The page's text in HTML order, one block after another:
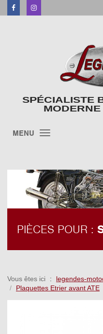
FacebookInstagram
SPÉCIALISTE
MENU
PIÈCES POUR :
Vous êtes ici legendes-
Plaquettes Etrier avant ATE